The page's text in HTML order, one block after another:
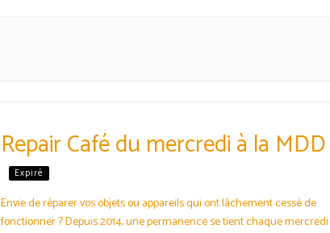
Repair Café du mercredi à la MDD
Expiré
Envie de réparer vos objets ou appareils qui ont lâchement cessé de
fonctionner ? Depuis 2014, une permanence se tient chaque mercredi